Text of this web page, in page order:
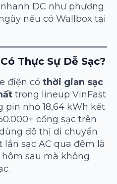
DC như phương
nếu có Wallbox tại
Thực Sự Dễ Sạc?
điện có thời gian sạc
trong lineup VinFast
pin nhỏ 18,64 kWh kết
cổng sạc trên
đô thị di chuyển
sạc AC qua đêm là
sau mà không